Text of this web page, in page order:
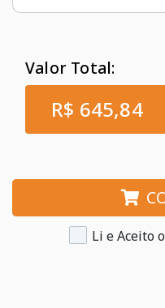
Valor Total:
R$ 645,84
Li e Aceito